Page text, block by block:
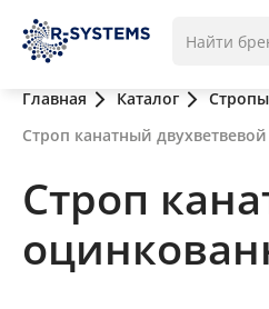
Главная Каталог
Строп канатный
Строп